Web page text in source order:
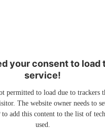
your consent to load
service!
permitted to load due to trackers
The website owner needs to
add this content to the list of
used.